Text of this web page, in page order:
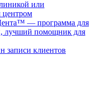
или
— программа для
лучший помощник для
записи клиентов